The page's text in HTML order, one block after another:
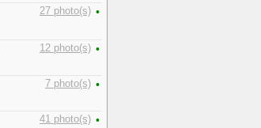
27 photo(s) •
12 photo(s) •
7 photo(s) •
41 photo(s) •